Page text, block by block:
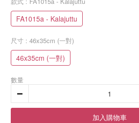
FA1015a - Kalajuttu
尺寸 : 46x35cm (一對)
46x35cm (一對)
數量
加入購物車